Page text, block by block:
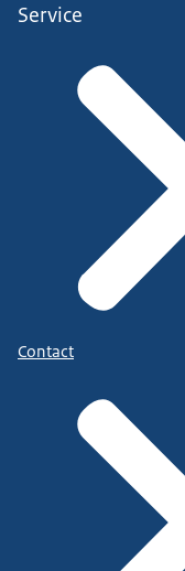
Service
Contact